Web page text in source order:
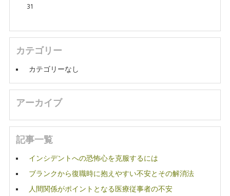
31
カテゴリー
カテゴリーなし
アーカイブ
記事一覧
インシデントへの恐怖心を克服するには
ブランクから復職時に抱えやすい不安とその解消法
人間関係がポイントとなる医療従事者の不安